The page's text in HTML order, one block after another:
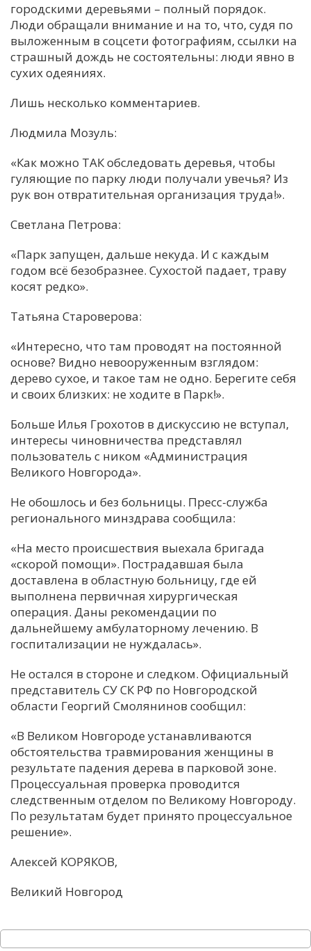
городскими деревьями – полный порядок.
Люди обращали внимание и на то, что, судя по
выложенным в соцсети фотографиям, ссылки на
страшный дождь не состоятельны: люди явно в
сухих одеяниях.
Лишь несколько комментариев.
Людмила Мозуль:
«Как можно ТАК обследовать деревья, чтобы
гуляющие по парку люди получали увечья? Из
рук вон отвратительная организация труда!».
Светлана Петрова:
«Парк запущен, дальше некуда. И с каждым
годом всё безобразнее. Сухостой падает, траву
косят редко».
Татьяна Староверова:
«Интересно, что там проводят на постоянной
основе? Видно невооруженным взглядом:
дерево сухое, и такое там не одно. Берегите себя
и своих близких: не ходите в Парк!».
Больше Илья Грохотов в дискуссию не вступал,
интересы чиновничества представлял
пользователь с ником «Администрация
Великого Новгорода».
Не обошлось и без больницы. Пресс-служба
регионального минздрава сообщила:
«На место происшествия выехала бригада
«скорой помощи». Пострадавшая была
доставлена в областную больницу, где ей
выполнена первичная хирургическая
операция. Даны рекомендации по
дальнейшему амбулаторному лечению. В
госпитализации не нуждалась».
Не остался в стороне и следком. Официальный
представитель СУ СК РФ по Новгородской
области Георгий Смолянинов сообщил:
«В Великом Новгороде устанавливаются
обстоятельства травмирования женщины в
результате падения дерева в парковой зоне.
Процессуальная проверка проводится
следственным отделом по Великому Новгороду.
По результатам будет принято процессуальное
решение».
Алексей КОРЯКОВ,
Великий Новгород